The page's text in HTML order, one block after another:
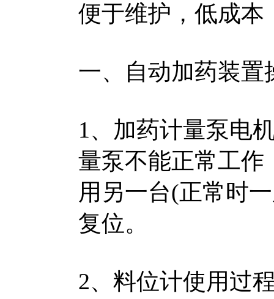
便于维护，低成本
一、自动加药装置
1、加药计量泵电
量泵不能正常工作
用另一台(正常时
复位。
2、料位计使用过